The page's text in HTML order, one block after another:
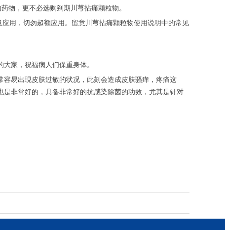
物，更不必选购到期川芎拈痛颗粒物。
用，切勿超额应用。留意川芎拈痛颗粒物使用说明中的常见
家，祝福病人们保重身体。
易出現皮肤过敏的状况，此刻会造成皮肤骚痒，疼痛这
非常好的，具备非常好的抗感染除菌的功效，尤其是针对